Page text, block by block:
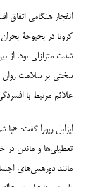
انفجار هنگامی اتفاق
کرونا در بحبوحۀ
شدت متزلزلی بود. از
سختی بر سلامت روان
علائم مرتبط با
ایزابل ریورا گفت: «با
تعطیلی‌ها و ماندن در
مانند دورهمی‌های